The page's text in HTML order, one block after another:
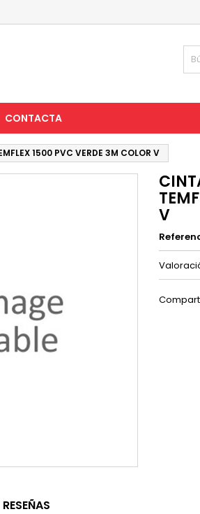
CONTACTA
1500 PVC VERDE 3M COLOR V
V
RESEÑAS